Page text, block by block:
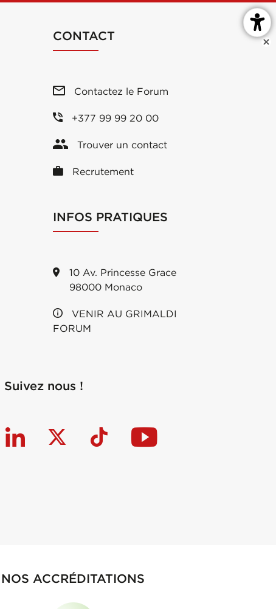
CONTACT
Contactez le Forum
+377 99 99 20 00
Trouver un contact
Recrutement
INFOS PRATIQUES
10 Av. Princesse Grace
98000 Monaco
VENIR AU GRIMALDI
FORUM
Suivez nous !
NOS ACCRÉDITATIONS